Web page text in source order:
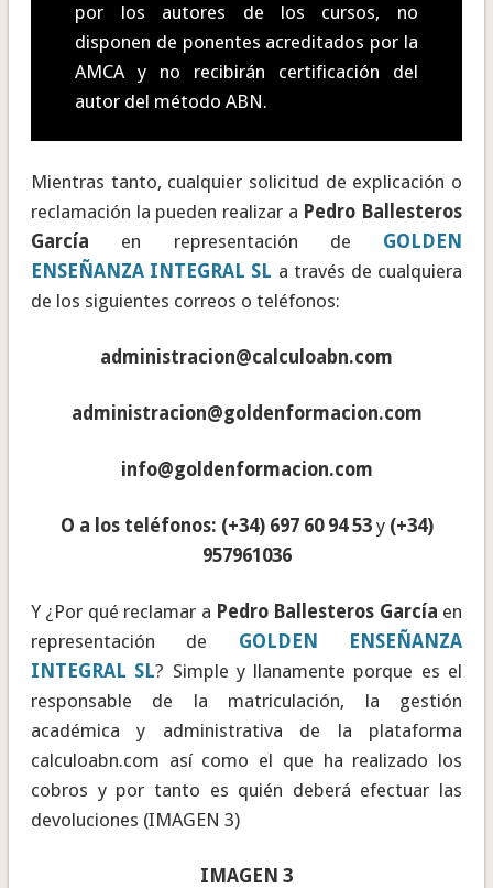
por los autores de los cursos, no
disponen de ponentes acreditados por la
AMCA y no recibirán certificación del
autor del método ABN.
Mientras tanto, cualquier solicitud de explicación o
reclamación la pueden realizar a Pedro Ballesteros
García en representación de GOLDEN
ENSEÑANZA INTEGRAL SL a través de cualquiera
de los siguientes correos o teléfonos:
administracion@calculoabn.com
administracion@goldenformacion.com
info@goldenformacion.com
O a los teléfonos: (+34) 697 60 94 53y (+34)
957961036
Y ¿Por qué reclamar a Pedro Ballesteros García en
representación de GOLDEN ENSEÑANZA
INTEGRAL SL? Simple y llanamente porque es el
responsable de la matriculación, la gestión
académica y administrativa de la plataforma
calculoabn.com así como el que ha realizado los
cobros y por tanto es quién deberá efectuar las
devoluciones (IMAGEN 3)
IMAGEN 3